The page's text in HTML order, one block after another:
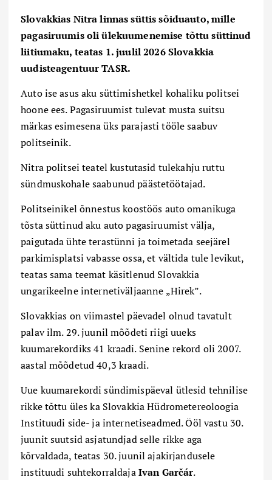
Slovakkias Nitra linnas süttis sõiduauto, mille
pagasiruumis oli ülekuumenemise tõttu süttinud
liitiumaku, teatas 1. juulil 2026 Slovakkia
uudisteagentuur TASR.
Auto ise asus aku süttimishetkel kohaliku politsei
hoone ees. Pagasiruumist tulevat musta suitsu
märkas esimesena üks parajasti tööle saabuv
politseinik.
Nitra politsei teatel kustutasid tulekahju ruttu
sündmuskohale saabunud päästetöötajad.
Politseinikel õnnestus koostöös auto omanikuga
tõsta süttinud aku auto pagasiruumist välja,
paigutada ühte terastünni ja toimetada seejärel
parkimisplatsi vabasse ossa, et vältida tule levikut,
teatas sama teemat käsitlenud Slovakkia
ungarikeelne internetiväljaanne „Hirek”.
Slovakkias on viimastel päevadel olnud tavatult
palav ilm. 29. juunil mõõdeti riigi uueks
kuumarekordiks 41 kraadi. Senine rekord oli 2007.
aastal mõõdetud 40,3 kraadi.
Uue kuumarekordi sündimispäeval ütlesid tehnilise
rikke tõttu üles ka Slovakkia Hüdrometereoloogia
Instituudi side- ja internetiseadmed. Ööl vastu 30.
juunit suutsid asjatundjad selle rikke aga
kõrvaldada, teatas 30. juunil ajakirjandusele
instituudi suhtekorraldajaIvanGarčár.